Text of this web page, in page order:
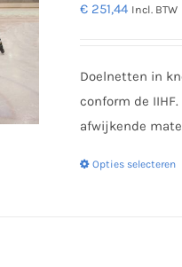
€ 251,44 Incl. BTW
Doelnetten in
conform de
afwijkende
Opties selecteren